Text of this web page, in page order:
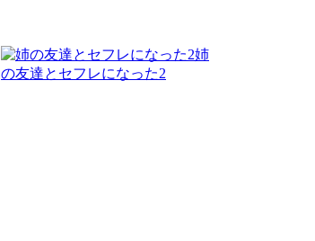
姉
の友達とセフレになった2